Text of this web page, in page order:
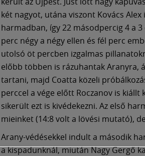
két nagyot, utána viszont Kovács
harmadban, így 22 másodpercig 4 a
perc négy a négy ellen és fél perc
utolsó öt percben izgalmas
előbb többen is rázuhantak Aranyra,
tartani, majd Coatta közeli
perccel a vége előtt Roczanov is
sikerült ezt is kivédekezni. Az első
mieinket (14:8 volt a lövési mutató),
Arany-védésekkel indult a második
a kispadunknál, miután Nagy Gergő